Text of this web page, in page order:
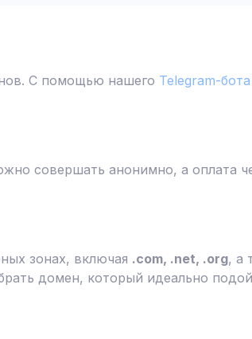
С помощью нашего Telegram-бота
совершать анонимно, а оплата
зонах, включая .com, .net, .org, а
домен, который идеально